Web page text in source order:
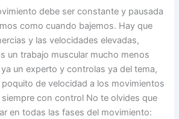
debe ser constante y pausada
como cuando bajemos. Hay que
y las velocidades elevadas,
un trabajo muscular mucho menos
un experto y controlas ya del tema,
de velocidad a los movimientos
con control No te olvides que
en todas las fases del movimiento: